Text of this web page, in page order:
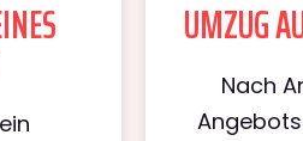
UMZUG
Nach